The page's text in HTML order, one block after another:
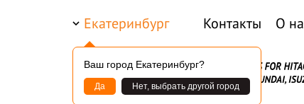
Екатеринбург
Ваш город Екатеринбург?
Да Нет, выбрать другой город
Контакты О